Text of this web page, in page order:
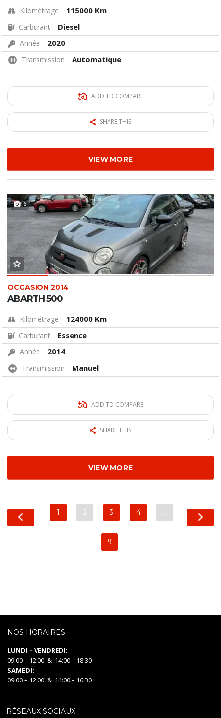
Kilométrage 115000 Km
Carburant Diesel
Année 2020
Transmission Automatique
ADD TO COMPARE
SHARE THIS
VIEW MORE
6
OCCASION 2014
ABARTH 500
Kilométrage 124000 Km
Carburant Essence
Année 2014
Transmission Manuel
ADD TO COMPARE
SHARE THIS
VIEW MORE
1 2 3 4 …
9
NOS HORAIRES
LUNDI – VENDREDI:
09:00 – 12:00 & 14:00 – 18:30
SAMEDI:
09:00 – 12:00 & 14:00 – 16:30
RÉSEAUX SOCIAUX